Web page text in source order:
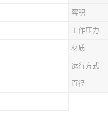
容积
工作压力
材质
运行方式
直径